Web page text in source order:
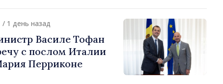
/ 1 день назад
Василе Тофан
с послом Италии
Перриконе